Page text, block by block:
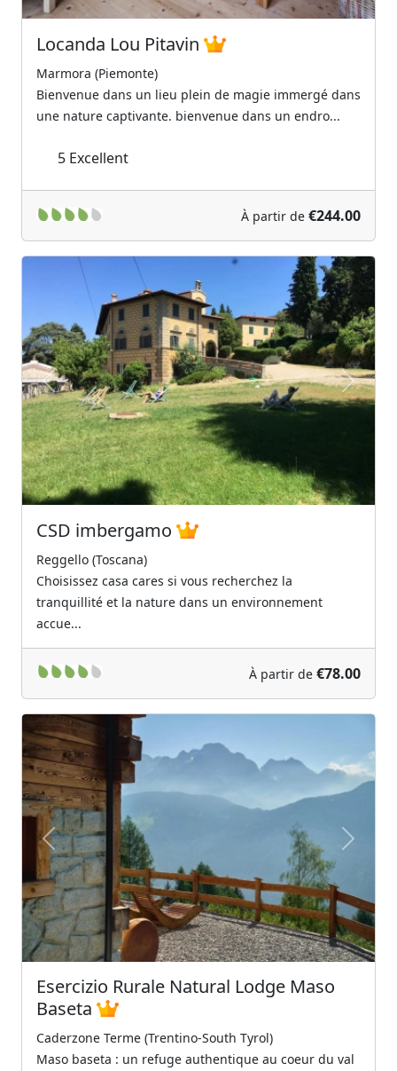
Locanda Lou Pitavin
Marmora (Piemonte)
Bienvenue dans un lieu plein de magie immergé dans
une nature captivante. bienvenue dans un endro...
5 Excellent
À partir de €244.00
Previous Next
CSD imbergamo
Reggello (Toscana)
Choisissez casa cares si vous recherchez la
tranquillité et la nature dans un environnement
accue...
À partir de €78.00
Previous Next
Esercizio Rurale Natural Lodge Maso
Baseta
Caderzone Terme (Trentino-South Tyrol)
Maso baseta : un refuge authentique au coeur du val